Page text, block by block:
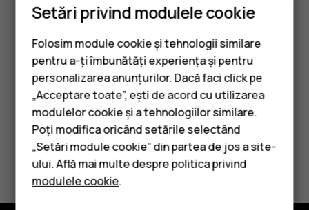
Smartphone-uri
Telefoane clasice
Accesorii
Tablete
care vrei să o dezinstalezi, apoi selectează
Considerați utile aceste informații?
Da Nu
Setări privind modulele cookie
Folosim module cookie și tehnologii similare
pentru a-ți îmbunătăți experiența și pentru
personalizarea anunțurilor. Dacă faci click pe
„Acceptare toate”, ești de acord cu utilizarea
modulelor cookie și a tehnologiilor similare.
Poți modifica oricând setările selectând
„Setări module cookie” din partea de jos a site-
ului. Află mai multe despre politica privind
modulele cookie.